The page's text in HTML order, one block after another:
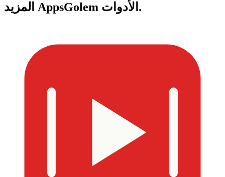
AppsGolem الأدوات.